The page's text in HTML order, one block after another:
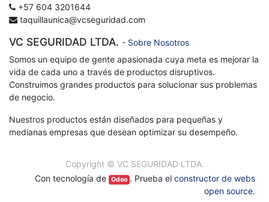
+57 604 3201644
taquillaunica@vcseguridad.com
VC SEGURIDAD LTDA. - Sobre Nosotros
Somos un equipo de gente apasionada cuya meta es mejorar la
vida de cada uno a través de productos disruptivos.
Construimos grandes productos para solucionar sus problemas
de negocio.
Nuestros productos están diseñados para pequeñas y
medianas empresas que desean optimizar su desempeño.
Copyright © VC SEGURIDAD LTDA.
Con tecnología de
Odoo . Prueba el constructor de webs
open source.